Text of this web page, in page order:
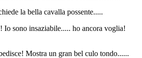
la bella cavalla possente.....
Io sono insaziabile..... ho ancora voglia!
Mostra un gran bel culo tondo......